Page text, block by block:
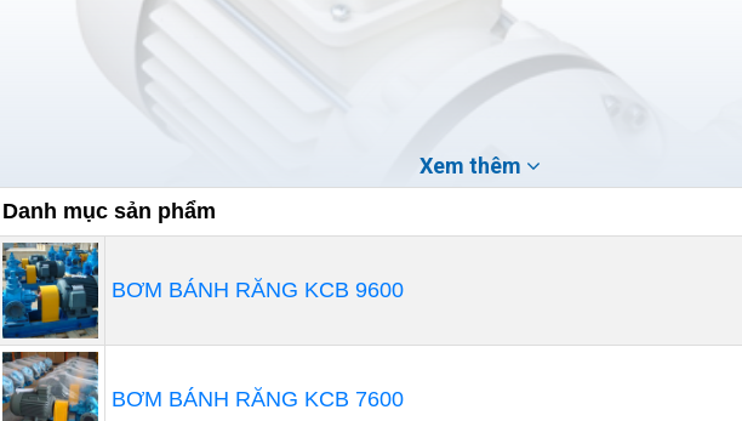
Xem thêm
Danh mục sản phẩm
BƠM BÁNH RĂNG KCB 9600
BƠM BÁNH RĂNG KCB 7600